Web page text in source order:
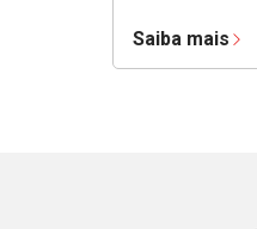
Saiba mais